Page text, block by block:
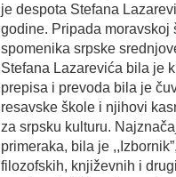
je despota Stefana
godine. Pripada
spomenika srpske
Stefana Lazarevića bila je
prepisa i prevoda bila je
resavske škole i njihovi
za srpsku kulturu.
primeraka, bila je
filozofskih, književnih i